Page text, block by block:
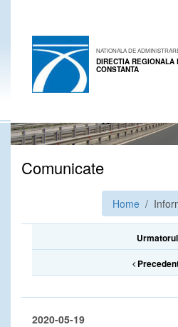
NATIONALA DE
DIRECTIA REGIONALA
CONSTANTA
Comunicate
Home /
Urmatorul
2020-05-19